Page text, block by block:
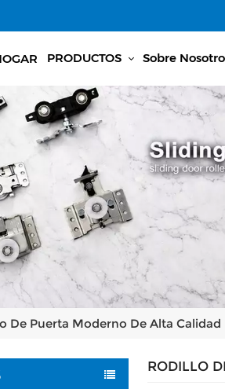
PRODUCTOS Sobre
De Puerta Moderno De Alta Calidad
RODILLO